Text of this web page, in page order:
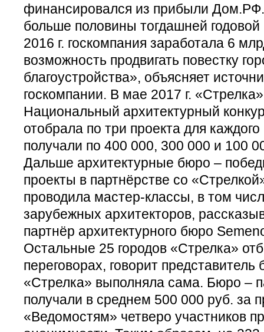
финансировался из прибыли
больше половины тогдашней
2016 г. госкомпания заработала 6
возможность продвигать повестку
благоустройства», объясняет
госкомпании. В мае 2017 г.
Национальный архитектурный
отобрала по три проекта для
получали по 400 000, 300 000 и 100
Дальше архитектурные бюро –
проекты в партнёрстве со
проводила мастер-классы, в том
зарубежных архитекторов,
партнёр архитектурного бюро
Остальные 25 городов «Стрелка»
переговорах, говорит представитель
«Стрелка» выполняла сама. Бюро –
получали в среднем 500 000 руб. за
«Ведомостям» четверо участников